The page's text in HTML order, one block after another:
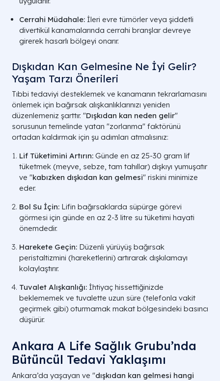
Cerrahi Müdahale: İleri evre tümörler veya şiddetli
divertikül kanamalarında cerrahi branşlar devreye
girerek hasarlı bölgeyi onarır.
Dışkıdan Kan Gelmesine Ne İyi Gelir?
Yaşam Tarzı Önerileri
Tıbbi tedaviyi desteklemek ve kanamanın tekrarlamasını
önlemek için bağırsak alışkanlıklarınızı yeniden
düzenlemeniz şarttır. "Dışkıdan kan neden gelir"
sorusunun temelinde yatan "zorlanma" faktörünü
ortadan kaldırmak için şu adımları atmalısınız:
Lif Tüketimini Artırın: Günde en az 25-30 gram lif
tüketmek (meyve, sebze, tam tahıllar) dışkıyı yumuşatır
ve "kabızken dışkıdan kan gelmesi" riskini minimize
eder.
Bol Su İçin: Lifin bağırsaklarda süpürge görevi
görmesi için günde en az 2-3 litre su tüketimi hayati
önemdedir.
Harekete Geçin: Düzenli yürüyüş bağırsak
peristaltizmini (hareketlerini) artırarak dışkılamayı
kolaylaştırır.
Tuvalet Alışkanlığı: İhtiyaç hissettiğinizde
beklememek ve tuvalette uzun süre (telefonla vakit
geçirmek gibi) oturmamak makat bölgesindeki basıncı
düşürür.
Ankara A Life Sağlık Grubu’nda
Bütüncül Tedavi Yaklaşımı
Ankara’da yaşayan ve "dışkıdan kan gelmesi hangi